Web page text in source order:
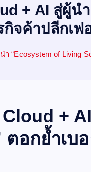
+ AI สู่ผู้
กิจค้าปลีกเฟ
“Ecosystem of Living
+
อกย้ำเบ